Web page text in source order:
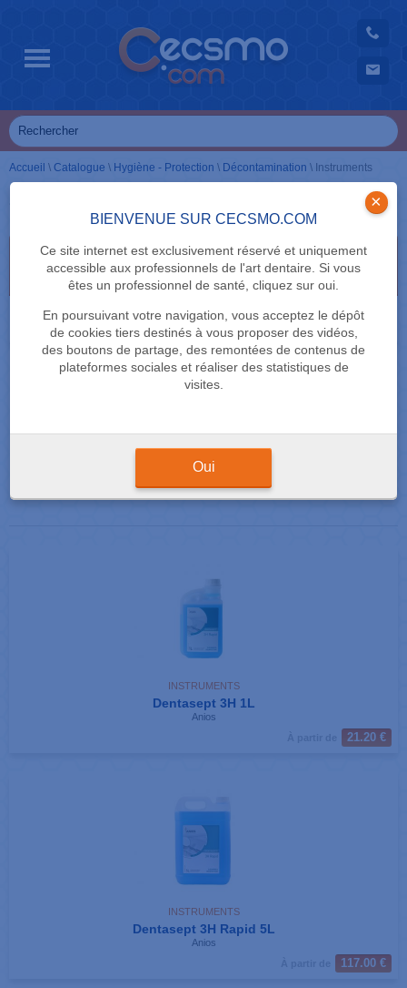
BIENVENUE SUR CECSMO.COM
Ce site internet est exclusivement réservé et uniquement
accessible aux professionnels de l'art dentaire. Si vous
êtes un professionnel de santé, cliquez sur oui.
En poursuivant votre navigation, vous acceptez le dépôt
de cookies tiers destinés à vous proposer des vidéos,
des boutons de partage, des remontées de contenus de
plateformes sociales et réaliser des statistiques de
visites.
×
Oui
Accueil \ Catalogue \ Hygiène - Protection \ Décontamination \ Instruments
Sélectionnez vos critères de recherche en cliquant
dessus
MARQUE
INSTRUMENTS
Dentasept 3H 1L
Anios
21.20 €
INSTRUMENTS
Dentasept 3H Rapid 5L
Anios
117.00 €